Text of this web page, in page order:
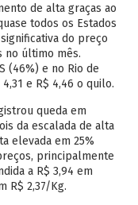
de alta graças ao
todos os Estados
do preço
no último mês.
(46%) e no Rio de
e R$ 4,46 o quilo.
queda em
da escalada de alta
elevada em 25%
principalmente
a R$ 3,94 em
R$ 2,37/Kg.